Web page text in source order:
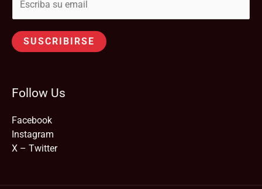
SUSCRIBIRSE
Follow Us
Facebook
Instagram
X – Twitter